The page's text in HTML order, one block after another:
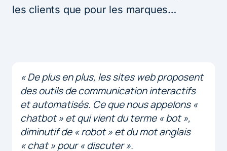
les clients que pour les marques…
« De plus en plus, les sites web proposent
des outils de communication interactifs
et automatisés. Ce que nous appelons «
chatbot » et qui vient du terme « bot »,
diminutif de « robot » et du mot anglais
« chat » pour « discuter ».